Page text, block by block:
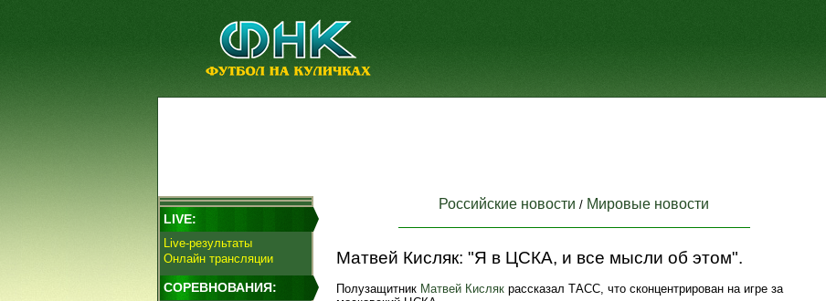
LIVE:
Live-результаты
Онлайн трансляции
СОРЕВНОВАНИЯ:
Российские новости / Мировые новости
Матвей Кисляк: "Я в ЦСКА, и все мысли об этом".
Полузащитник Матвей Кисляк рассказал ТАСС, что сконцентрирован на игре за